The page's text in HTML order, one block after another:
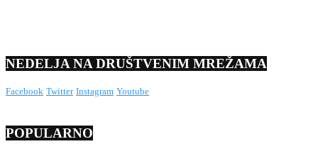
NEDELJA NA DRUŠTVENIM MREŽAMA
Facebook Twitter Instagram Youtube
POPULARNO